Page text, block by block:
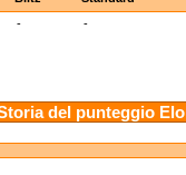
- -
del punteggio Elo